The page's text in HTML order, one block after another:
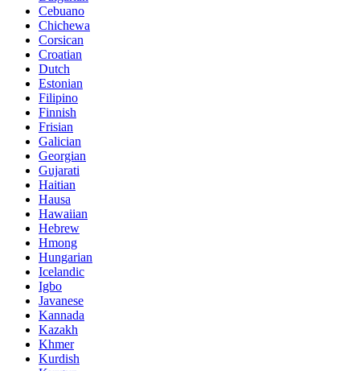
Cebuano
Chichewa
Corsican
Croatian
Dutch
Estonian
Filipino
Finnish
Frisian
Galician
Georgian
Gujarati
Haitian
Hausa
Hawaiian
Hebrew
Hmong
Hungarian
Icelandic
Igbo
Javanese
Kannada
Kazakh
Khmer
Kurdish